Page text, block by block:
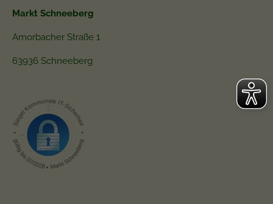
Markt Schneeberg
Amorbacher Straße 1
63936 Schneeberg